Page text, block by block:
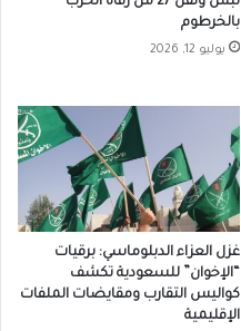
بالخرطوم
يوليو 12, 2026
غزل العزاء الدبلوماسي: برقيات
“الإخوان” للسعودية تكشف
كواليس التقارب ومقايضات الملفات
الإقليمية